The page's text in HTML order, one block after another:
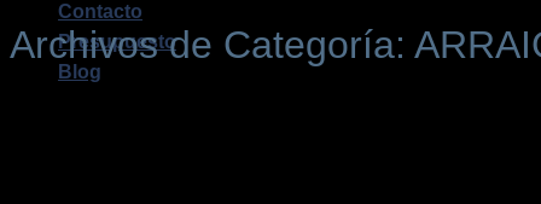
Contacto
Presupuesto
Blog
Archivos de Categoría: